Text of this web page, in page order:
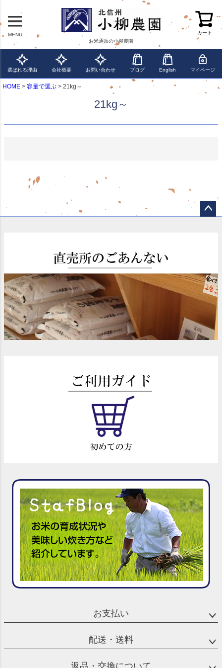
MENU
お米通販の小柳農園
カート
選ばれる理由 会社概要 お問い合わせ ブログ English マイページ
HOME 容量で選ぶ 21kg～
21kg～
お支払い
配送・送料